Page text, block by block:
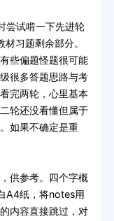
试啃一下先进轮
习题剩余部分。
些偏题怪题很可能
很多答题思路与考
完两轮，心里基本
轮还没看懂但属于
如果不确定是重
供参考。四个字概
A4纸，将notes用
内容直接跳过，对